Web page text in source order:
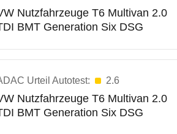
Nutzfahrzeuge T6 Multivan 2.0
BMT Generation Six DSG
Urteil Autotest: 2.6
Nutzfahrzeuge T6 Multivan 2.0
BMT Generation Six DSG